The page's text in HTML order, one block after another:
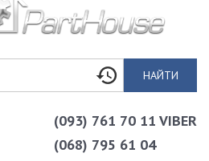
НАЙТИ
(093) 761 70 11 VIBER
(068) 795 61 04